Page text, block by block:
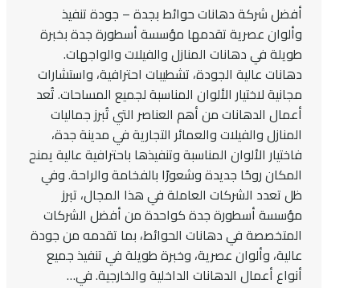
أفضل شركة دهانات حوائط بجدة – جودة تنفيذ
وألوان عصرية تقدمها مؤسسة أسطورة جدة بخبرة
طويلة في دهانات المنازل والفيلات والواجهات.
دهانات عالية الجودة، تشطيبات احترافية، واستشارات
مجانية لاختيار الألوان المناسبة لجميع المساحات. تُعد
أعمال الدهانات من أهم العناصر التي تُبرز جماليات
المنازل والفيلات والعمائر التجارية في مدينة جدة،
فاختيار الألوان المناسبة وتنفيذها باحترافية عالية يمنح
المكان روحًا جديدة وشعورًا بالفخامة والراحة. وفي
ظل تعدد الشركات العاملة في هذا المجال، تبرز
مؤسسة أسطورة جدة كواحدة من أفضل الشركات
المتخصصة في دهانات الحوائط، بما تقدمه من جودة
عالية، وألوان عصرية، وخبرة طويلة في تنفيذ جميع
أنواع أعمال الدهانات الداخلية والخارجية. في…